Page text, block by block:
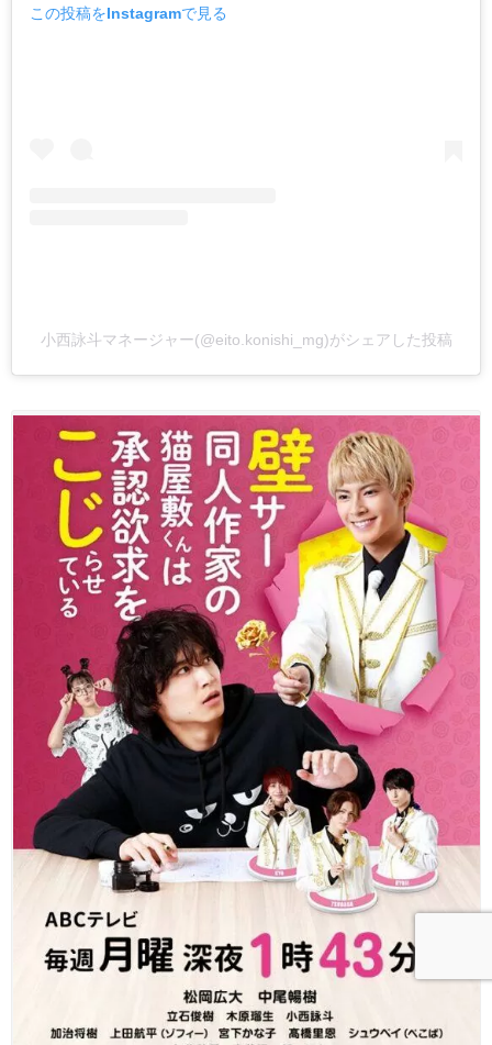
この投稿をInstagramで見る
小西詠斗マネージャー(@eito.konishi_mg)がシェアした投稿